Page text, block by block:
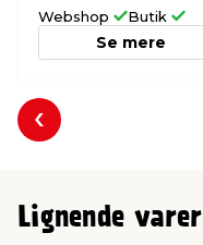
Webshop Butik
Se mere
Forrige
Lignende varer